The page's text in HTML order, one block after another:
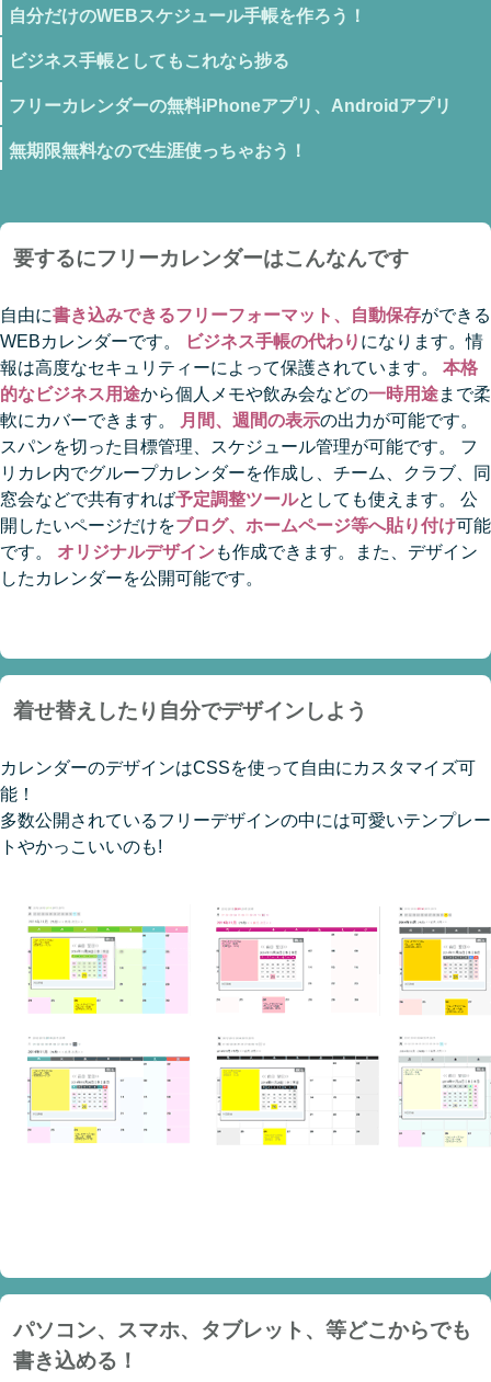
自分だけのWEBスケジュール手帳を作ろう！
ビジネス手帳としてもこれなら捗る
フリーカレンダーの無料iPhoneアプリ、Androidアプリ
無期限無料なので生涯使っちゃおう！
要するにフリーカレンダーはこんなんです
自由に書き込みできるフリーフォーマット、自動保存ができる
WEBカレンダーです。
ビジネス手帳の代わり になります。情
報は高度なセキュリティーによって保護されています。 本格
的なビジネス用途から個人メモや飲み会などの一時用途まで柔
軟にカバーできます。
月間、週間の表示の出力が可能です。
スパンを切った目標管理、スケジュール管理が可能です。 フ
リカレ内でグループカレンダーを作成し、チーム、クラブ、同
窓会などで共有すれば予定調整ツールとしても使えます。 公
開したいページだけをブログ、ホームページ等へ貼り付け可能
です。 オリジナルデザインも作成できます。また、デザイン
したカレンダーを公開可能です。
着せ替えしたり自分でデザインしよう
カレンダーのデザインはCSSを使って自由にカスタマイズ可
能！
多数公開されているフリーデザインの中には可愛いテンプレー
トやかっこいいのも!
パソコン、スマホ、タブレット、等どこからでも
書き込める！